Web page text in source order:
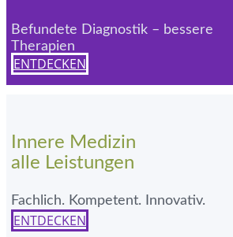
Befundete Diagnostik – bessere
Therapien
ENTDECKEN
Innere Medizin
alle Leistungen
Fachlich. Kompetent. Innovativ.
ENTDECKEN